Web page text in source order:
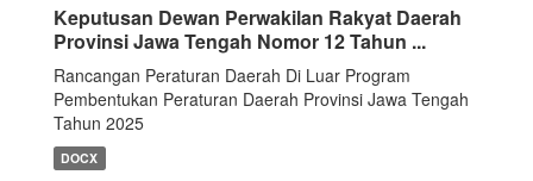
Keputusan Dewan Perwakilan Rakyat Daerah
Provinsi Jawa Tengah Nomor 12 Tahun ...
Rancangan Peraturan Daerah Di Luar Program
Pembentukan Peraturan Daerah Provinsi Jawa Tengah
Tahun 2025
DOCX